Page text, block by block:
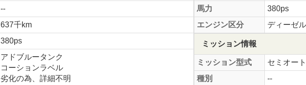
--
637千km
380ps
アドブルータンク
コーションラベル
劣化の為、詳細不明
馬力
380ps
エンジン区分
ディーゼル
ミッション情報
ミッション型式
セミオー
種別
--